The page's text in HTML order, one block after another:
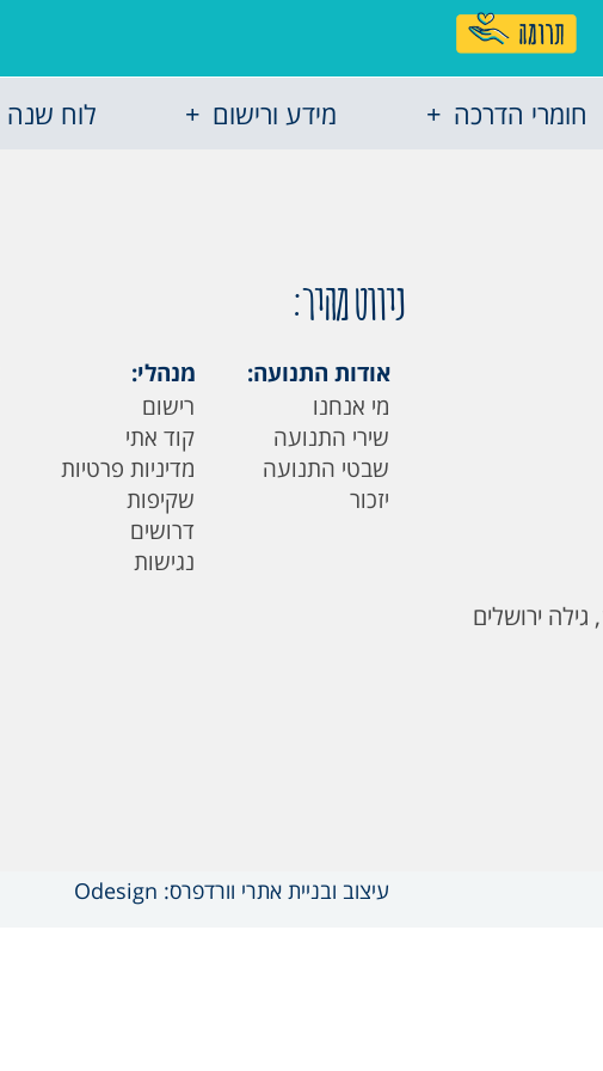
חומרי הדרכה מידע ורישום לוח שנה
ניווט מהיר:
אודות התנועה:
מי אנחנו
שירי התנועה
שבטי התנועה
יזכור
מנהלי:
רישום
קוד אתי
מדיניות פרטיות
שקיפות
דרושים
נגישות
עיצוב ובניית אתרי וורדפרס: Odesign